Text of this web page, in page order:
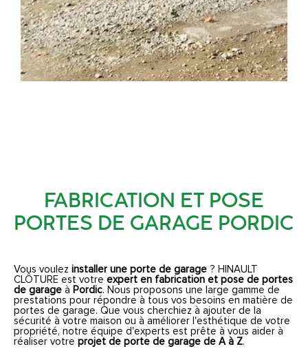
FABRICATION ET POSE
PORTES DE GARAGE PORDIC
Vous voulez installer une porte de garage ? HINAULT
CLÔTURE est votre expert en fabrication et pose de portes
de garage à Pordic. Nous proposons une large gamme de
prestations pour répondre à tous vos besoins en matière de
portes de garage. Que vous cherchiez à ajouter de la
sécurité à votre maison ou à améliorer l'esthétique de votre
propriété, notre équipe d'experts est prête à vous aider à
réaliser votre projet de porte de garage de A à Z.